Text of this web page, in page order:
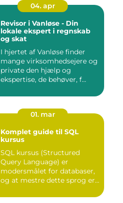
04. apr
Revisor i Vanløse - Din
lokale ekspert i regnskab
og skat
I hjertet af Vanløse finder
mange virksomhedsejere og
private den hjælp og
ekspertise, de behøver, f...
01. mar
Komplet guide til SQL
kursus
SQL kursus (Structured
Query Language) er
modersmålet for databaser,
og at mestre dette sprog er